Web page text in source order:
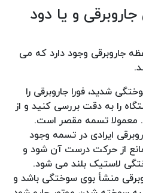
و یا دود
جاروبرقی وجود دارد که می
شدید، فورا جاروبرقی را
را به دقت بررسی کنید و از
معمولا تسمه مقصر است.
ایرادی در تسمه وجود
از حرکت درست آن شود و
لاستیک بلند می شود.
منشأ بوی سوختگی باشد و